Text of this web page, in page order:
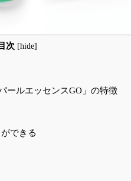
次 [hide]
ールエッセンスGO」の特徴
できる